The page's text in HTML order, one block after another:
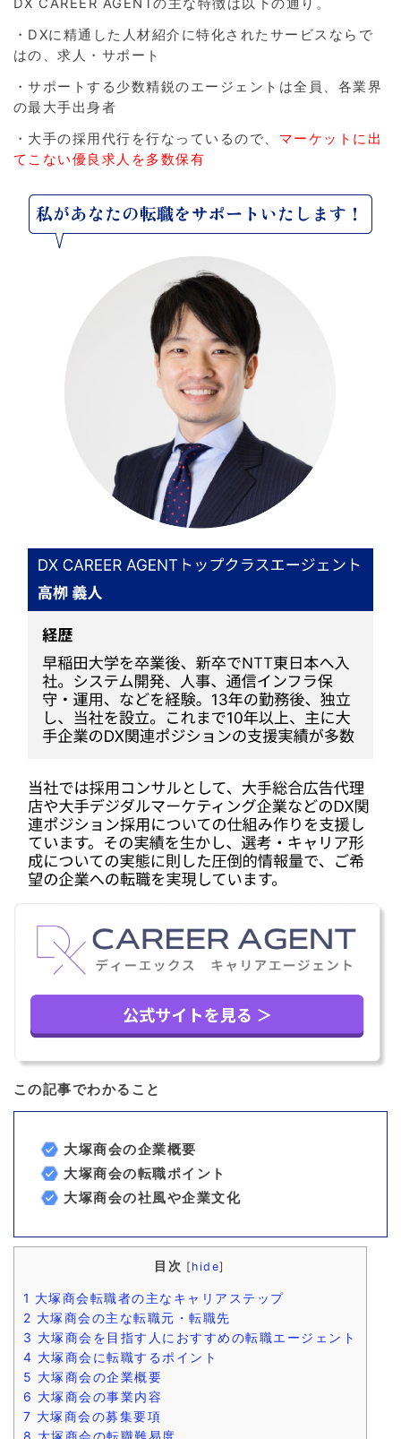
DX CAREER AGENTの主な特徴は以下の通り。
・DXに精通した人材紹介に特化されたサービスならで
はの、求人・サポート
・サポートする少数精鋭のエージェントは全員、各業界
の最大手出身者
・大手の採用代行を行なっているので、 マーケットに出
てこない優良求人を多数保有
この記事でわかること
大塚商会の企業概要
大塚商会の転職ポイント
大塚商会の社風や企業文化
目次 [ hide]
1 大塚商会転職者の主なキャリアステップ
2 大塚商会の主な転職元・転職先
3 大塚商会を目指す人におすすめの転職エージェント
4 大塚商会に転職するポイント
5 大塚商会の企業概要
6 大塚商会の事業内容
7 大塚商会の募集要項